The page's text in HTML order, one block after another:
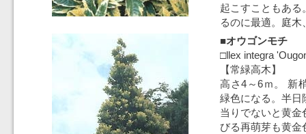
起こすこともある
るのに最適。庭
■オウゴンモチ
□llex integra
【常緑高木】
高さ4～6ｍ。 新
緑色になる。半日
当りでないと黄金
びる再萌芽も黄金